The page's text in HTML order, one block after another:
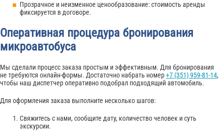
Прозрачное и неизменное ценообразование: стоимость аренды
фиксируется в договоре.
Оперативная процедура бронирования
микроавтобуса
Мы сделали процесс заказа простым и эффективным. Для бронирования
не требуются онлайн-формы. Достаточно набрать номер+7 (351) 959-81-14,
чтобы наш диспетчер оперативно подобрал подходящий автомобиль.
Для оформления заказа выполните несколько шагов:
Свяжитесь с нами, сообщите дату, количество человек и суть
экскурсии.